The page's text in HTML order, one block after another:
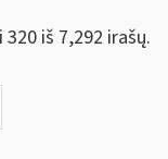
iš 7,292 irašų.